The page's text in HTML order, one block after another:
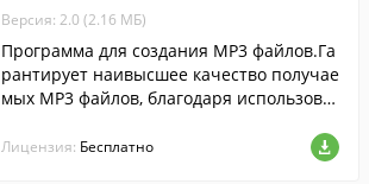
Версия: 2.0 (2.16 МБ)
Программа для создания MP3 файлов.Га
рантирует наивысшее качество получае
мых MP3 файлов, благодаря использова
Лицензия: Бесплатно